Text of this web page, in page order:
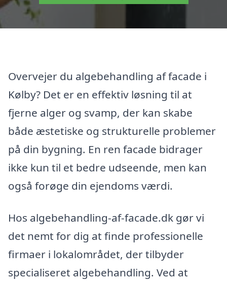
Overvejer du algebehandling af facade i
Kølby? Det er en effektiv løsning til at
fjerne alger og svamp, der kan skabe
både æstetiske og strukturelle problemer
på din bygning. En ren facade bidrager
ikke kun til et bedre udseende, men kan
også forøge din ejendoms værdi.
Hos algebehandling-af-facade.dk gør vi
det nemt for dig at finde professionelle
firmaer i lokalområdet, der tilbyder
specialiseret algebehandling. Ved at